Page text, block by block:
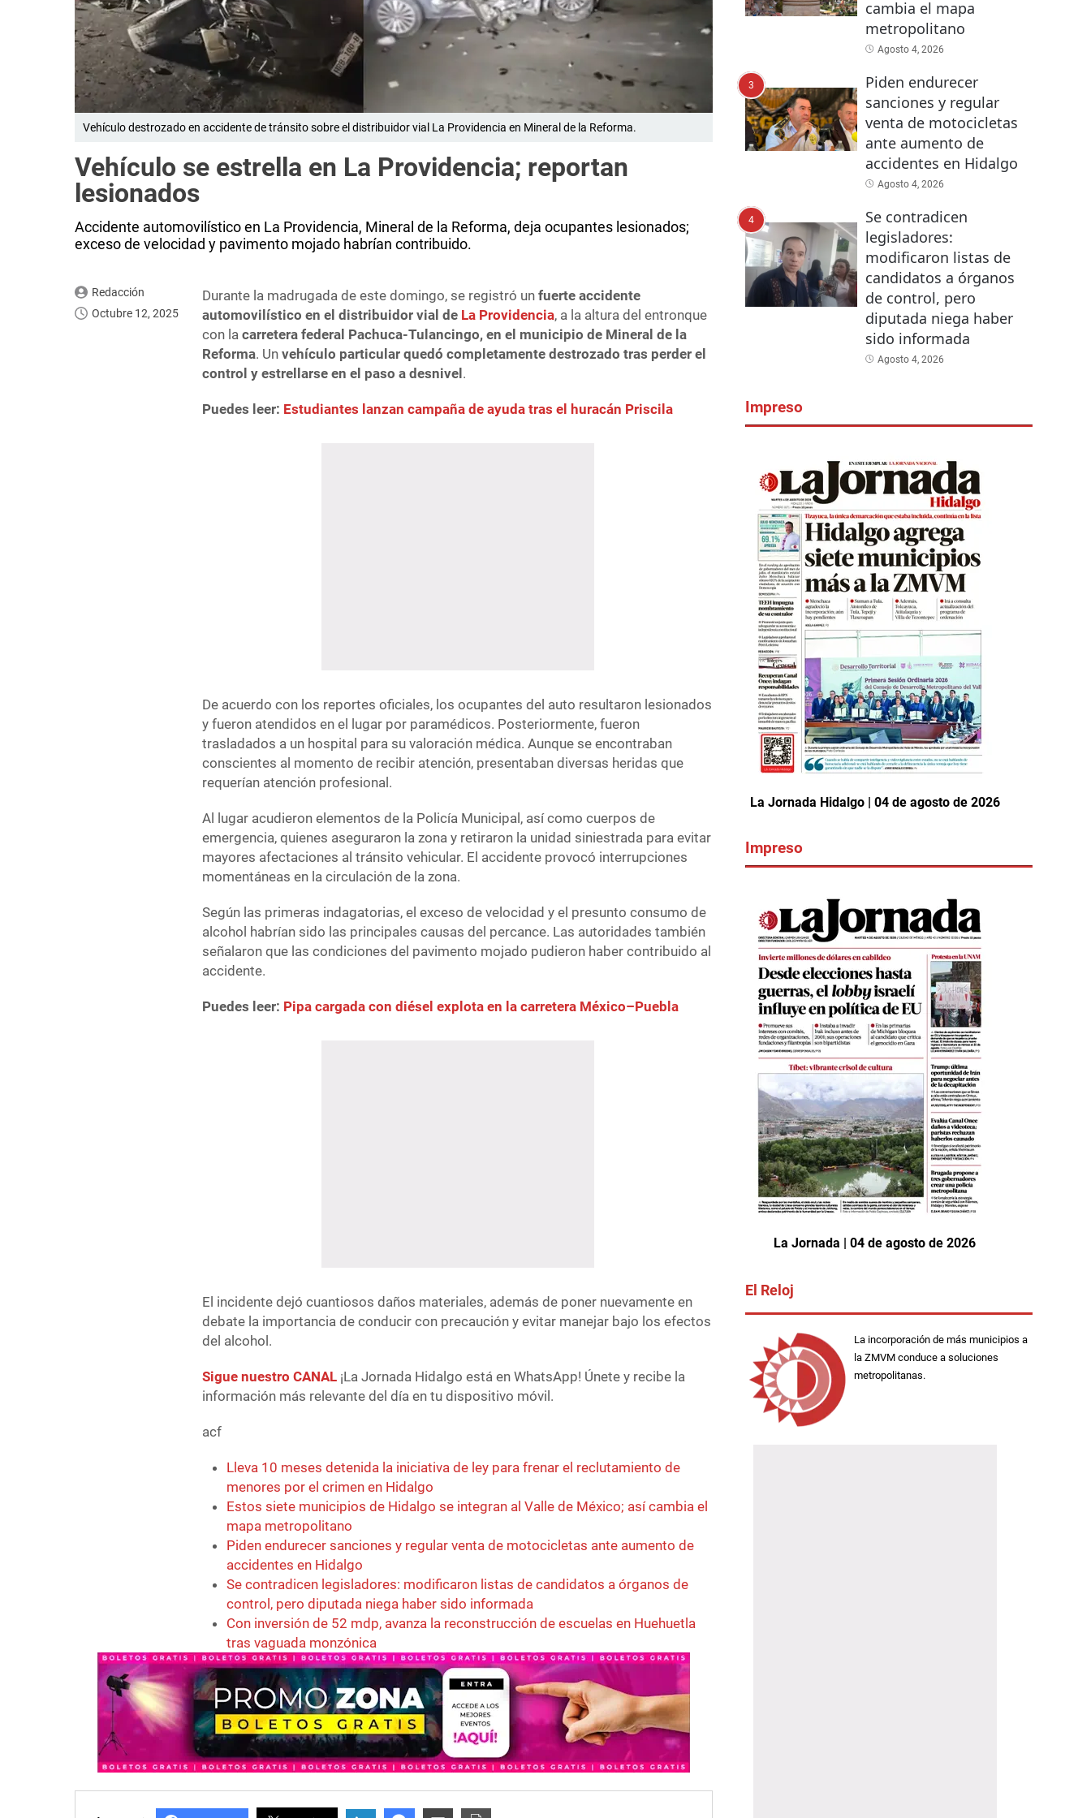
Vehículo destrozado en accidente de tránsito sobre el distribuidor vial La Providencia en Mineral de la Reforma.
Vehículo se estrella en La Providencia; reportan
lesionados
Accidente automovilístico en La Providencia, Mineral de la Reforma, deja ocupantes lesionados;
exceso de velocidad y pavimento mojado habrían contribuido.
Redacción
Octubre 12, 2025
Durante la madrugada de este domingo, se registró unfuerte accidente
automovilístico en el distribuidor vial de La Providencia, a la altura del entronque
con lacarretera federal Pachuca-Tulancingo, en el municipio de Mineral de la
Reforma. Unvehículo particular quedó completamente destrozado tras perder el
control y estrellarse en el paso a desnivel .
Puedes leer: Estudiantes lanzan campaña de ayuda tras el huracán Priscila
De acuerdo con los reportes oficiales, los ocupantes del auto resultaron lesionados
y fueron atendidos en el lugar por paramédicos. Posteriormente, fueron
trasladados a un hospital para su valoración médica. Aunque se encontraban
conscientes al momento de recibir atención, presentaban diversas heridas que
requerían atención profesional.
Al lugar acudieron elementos de la Policía Municipal, así como cuerpos de
emergencia, quienes aseguraron la zona y retiraron la unidad siniestrada para evitar
mayores afectaciones al tránsito vehicular. El accidente provocó interrupciones
momentáneas en la circulación de la zona.
Según las primeras indagatorias, el exceso de velocidad y el presunto consumo de
alcohol habrían sido las principales causas del percance. Las autoridades también
señalaron que las condiciones del pavimento mojado pudieron haber contribuido al
accidente.
Puedes leer: Pipa cargada con diésel explota en la carretera México–Puebla
El incidente dejó cuantiosos daños materiales, además de poner nuevamente en
debate la importancia de conducir con precaución y evitar manejar bajo los efectos
del alcohol.
Sigue nuestro CANAL ¡La Jornada Hidalgo está en WhatsApp! Únete y recibe la
información más relevante del día en tu dispositivo móvil.
acf
Lleva 10 meses detenida la iniciativa de ley para frenar el reclutamiento de
menores por el crimen en Hidalgo
Estos siete municipios de Hidalgo se integran al Valle de México; así cambia el
mapa metropolitano
Piden endurecer sanciones y regular venta de motocicletas ante aumento de
accidentes en Hidalgo
Se contradicen legisladores: modificaron listas de candidatos a órganos de
control, pero diputada niega haber sido informada
Con inversión de 52 mdp, avanza la reconstrucción de escuelas en Huehuetla
tras vaguada monzónica
cambia el mapa
metropolitano
Agosto 4, 2026
3
Piden endurecer
sanciones y regular
venta de motocicletas
ante aumento de
accidentes en Hidalgo
Agosto 4, 2026
4
Se contradicen
legisladores:
modificaron listas de
candidatos a órganos
de control, pero
diputada niega haber
sido informada
Agosto 4, 2026
Impreso
La Jornada Hidalgo | 04 de agosto de 2026
Impreso
La Jornada | 04 de agosto de 2026
El Reloj
La incorporación de más municipios a
la ZMVM conduce a soluciones
metropolitanas.